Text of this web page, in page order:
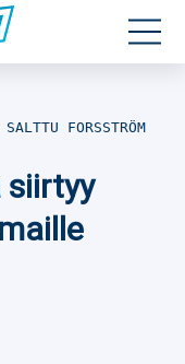
SALTTU FORSSTRÖM
siirtyy